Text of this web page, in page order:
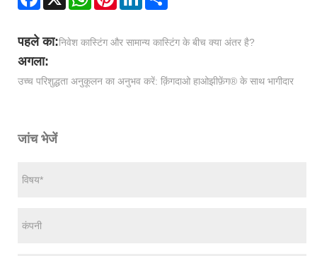
पहले का:निवेश कास्टिंग और सामान्य कास्टिंग के बीच क्या अंतर है?
अगला:
उच्च परिशुद्धता अनुकूलन का अनुभव करें: क़िंगदाओ हाओझीफ़ेंग® के साथ भागीदार
जांच भेजें